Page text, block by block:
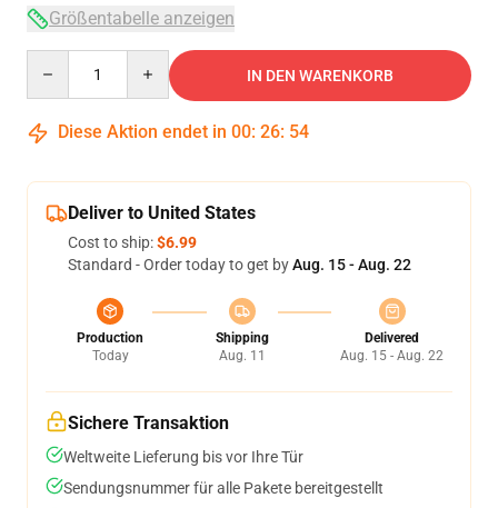
Größentabelle anzeigen
IN DEN WARENKORB
Diese Aktion endet in 00: 26: 54
Deliver to United States
Cost to ship:$6.99
Standard - Order today to get byAug. 15 - Aug. 22
Production
Today
Shipping
Aug. 11
Delivered
Aug. 15 - Aug. 22
Sichere Transaktion
Weltweite Lieferung bis vor Ihre Tür
Sendungsnummer für alle Pakete bereitgestellt